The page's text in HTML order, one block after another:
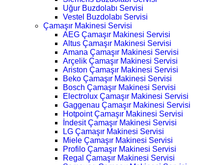
Uğur Buzdolabı Servisi
Vestel Buzdolabı Servisi
Çamaşır Makinesi Servisi
AEG Çamaşır Makinesi Servisi
Altus Çamaşır Makinesi Servisi
Amana Çamaşır Makinesi Servisi
Arçelik Çamaşır Makinesi Servisi
Ariston Çamaşır Makinesi Servisi
Beko Çamaşır Makinesi Servisi
Bosch Çamaşır Makinesi Servisi
Electrolux Çamaşır Makinesi Servisi
Gaggenau Çamaşır Makinesi Servisi
Hotpoint Çamaşır Makinesi Servisi
İndesit Çamaşır Makinesi Servisi
LG Çamaşır Makinesi Servisi
Miele Çamaşır Makinesi Servisi
Profilo Çamaşır Makinesi Servisi
Regal Çamaşır Makinesi Servisi